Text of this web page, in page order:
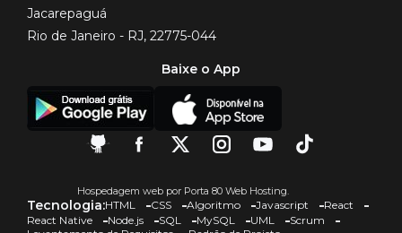
Jacarepaguá
Rio de Janeiro - RJ, 22775-044
Baixe o App
Hospedagem web por Porta 80 Web Hosting.
Tecnologia:HTML CSS Algoritmo Javascript
React
React Native
Node.js SQL MySQL UML
Scrum